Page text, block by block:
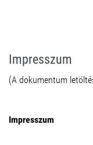
Impresszum
(A dokumentum
Impresszum